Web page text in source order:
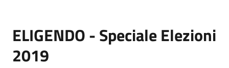
ELIGENDO - Speciale Elezioni
2019